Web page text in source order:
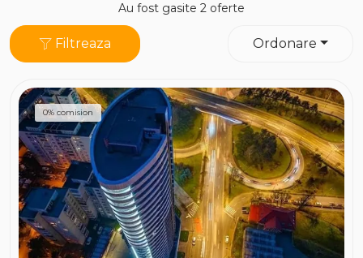
Au fost gasite 2 oferte
Ordonare
Filtreaza
0% comision